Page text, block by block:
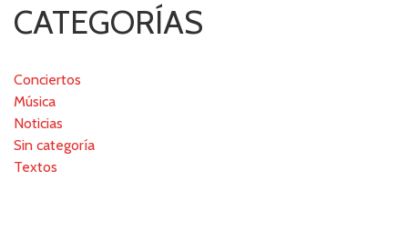
CATEGORÍAS
Conciertos
Música
Noticias
Sin categoría
Textos